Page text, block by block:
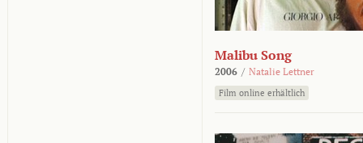
Malibu Song
2006 / Natalie Lettner
Film online erhältlich